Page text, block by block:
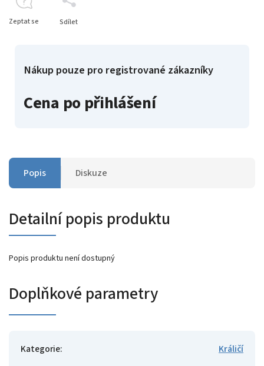
Cena po přihlášení
Nákup pouze pro registrované zákazníky
Zeptat se Sdílet
Popis Diskuze
Detailní popis produktu
Popis produktu není dostupný
Doplňkové parametry
Kategorie:
Králičí